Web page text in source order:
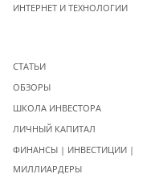
ИНТЕРНЕТ И ТЕХНОЛОГИИ
СТАТЬИ
ОБЗОРЫ
ШКОЛА ИНВЕСТОРА
ЛИЧНЫЙ КАПИТАЛ
ФИНАНСЫ | ИНВЕСТИЦИИ |
МИЛЛИАРДЕРЫ